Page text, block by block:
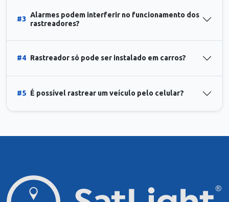
#3
Alarmes podem interferir no funcionamento dos
rastreadores?
#4 Rastreador só pode ser instalado em carros?
#5 É possível rastrear um veículo pelo celular?